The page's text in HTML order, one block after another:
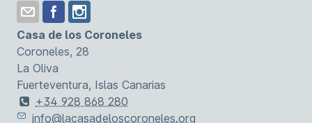
Casa de los Coroneles
Coroneles, 28
La Oliva
Fuerteventura, Islas Canarias
+34 928 868 280
info@lacasadeloscoroneles.org